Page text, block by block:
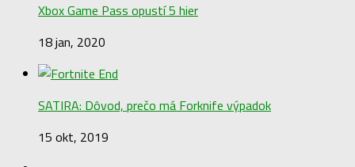
Xbox Game Pass opustí 5 hier
18 jan, 2020
SATIRA: Dôvod, prečo má Forknife výpadok
15 okt, 2019